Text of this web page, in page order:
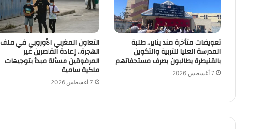
تعويضات متأخرة منذ يناير.. طلبة
المدرسة العليا للتربية والتكوين
بالقنيطرة يطالبون بصرف مستحقاتهم
7 أغسطس 2026
التعاون المغربي الأوروبي في ملف
الهجرة.. إعادة القاصرين غير
المرفوقين مسألة مبدأ بتوجيهات
ملكية سامية
7 أغسطس 2026